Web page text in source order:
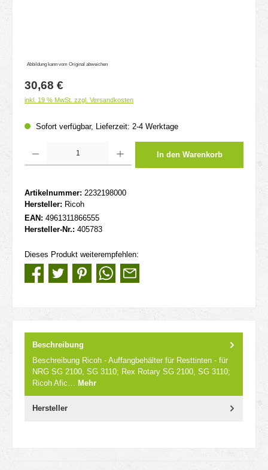
Abbildung kann vom Original abweichen
Regulärer Preis:
30,68 €
inkl. 19 % MwSt. zzgl. Versandkosten
Sofort verfügbar, Lieferzeit: 2-4 Werktage
In den Warenkorb
Artikelnummer: 2232198000
Hersteller: Ricoh
EAN: 4961311866555
Hersteller-Nr.: 405783
Dieses Produkt weiterempfehlen:
Beschreibung
Beschreibung Ricoh - Auffangbehälter für Resttinten - für
NRG SG 2100, SG 3110; Rex Rotary SG 2100, SG 3110;
Ricoh Afic… Mehr
Hersteller